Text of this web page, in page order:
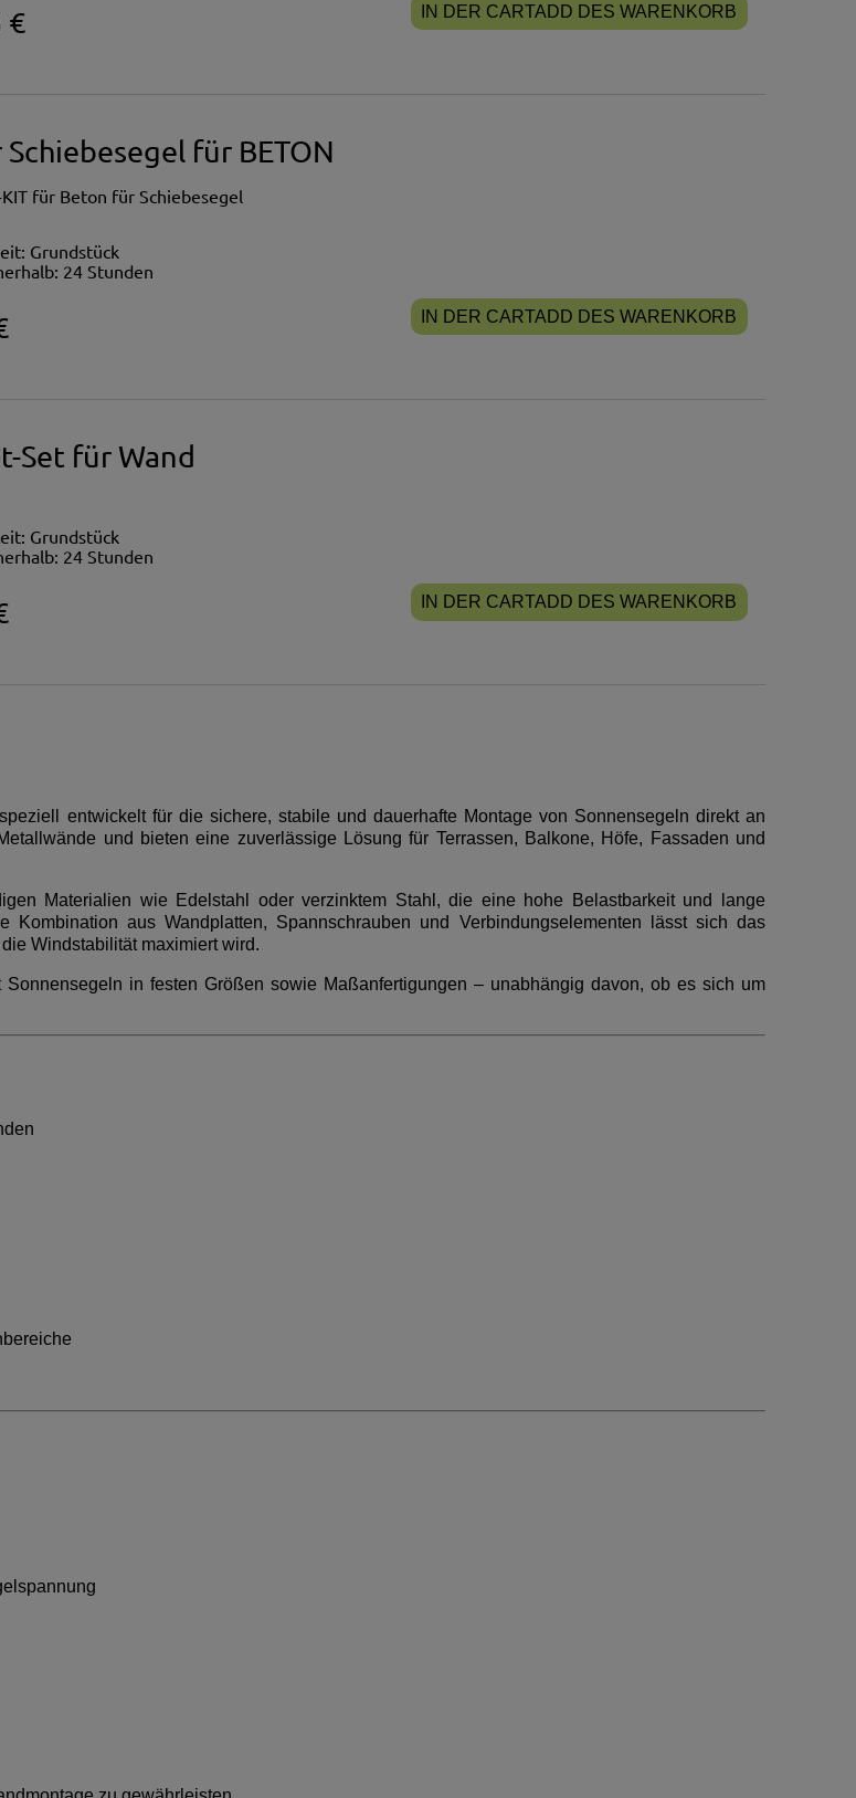
€ IN DER CARTADD DES WARENKORB
für BETON
KIT für Beton für Schiebesegel
Grundstück
24 Stunden
IN DER CARTADD DES WARENKORB
Set für Wand
Grundstück
24 Stunden
IN DER CARTADD DES WARENKORB
entwickelt für die sichere, stabile und dauerhafte Montage von Sonnensegeln direkt an
und bieten eine zuverlässige Lösung für Terrassen, Balkone, Höfe, Fassaden und
Materialien wie Edelstahl oder verzinktem Stahl, die eine hohe Belastbarkeit und lange
Kombination aus Wandplatten, Spannschrauben und Verbindungselementen lässt sich das
Windstabilität maximiert wird.
in festen Größen sowie Maßanfertigungen – unabhängig davon, ob es sich um